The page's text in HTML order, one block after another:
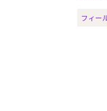
フィー